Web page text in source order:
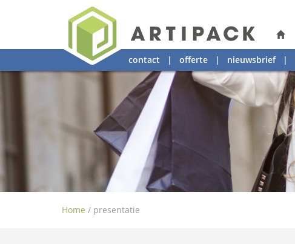
contact | offerte | nieuwsbrief|
Home / presentatie